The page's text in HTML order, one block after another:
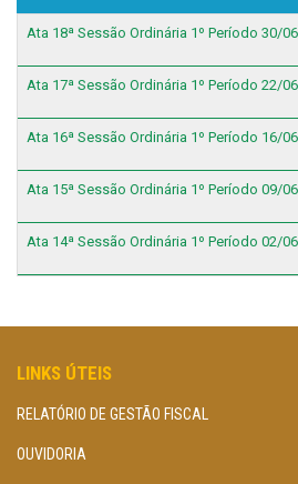
Ata 18ª Sessão Ordinária 1º Período 30/
Ata 17ª Sessão Ordinária 1º Período 22/
Ata 16ª Sessão Ordinária 1º Período 16/
Ata 15ª Sessão Ordinária 1º Período 09/
Ata 14ª Sessão Ordinária 1º Período 02/
LINKS ÚTEIS
RELATÓRIO DE GESTÃO FISCAL
OUVIDORIA